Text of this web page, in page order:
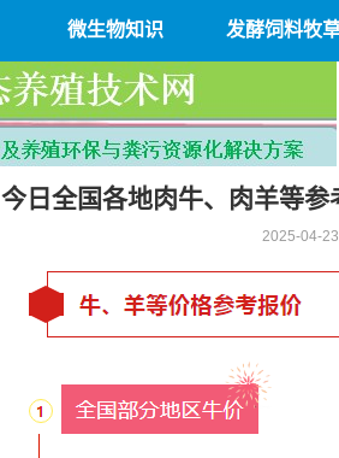
微生物知识 发酵饲料牧
今日全国各地肉牛、肉羊等参
2025-04-